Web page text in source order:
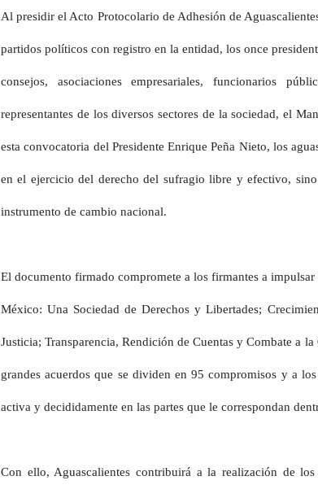
Al presidir el Acto Protocolario de Adhesión de
partidos políticos con registro en la entidad, los once
consejos, asociaciones empresariales, funcionarios
representantes de los diversos sectores de la sociedad, el
esta convocatoria del Presidente Enrique Peña Nieto, los
en el ejercicio del derecho del sufragio libre y efectivo,
instrumento de cambio nacional.
El documento firmado compromete a los firmantes a
México: Una Sociedad de Derechos y Libertades;
Justicia; Transparencia, Rendición de Cuentas y Combate a
grandes acuerdos que se dividen en 95 compromisos y a
activa y decididamente en las partes que le correspondan
Con ello, Aguascalientes contribuirá a la realización de